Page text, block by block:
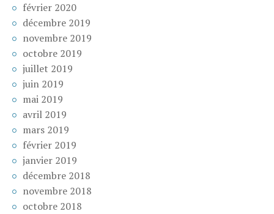
février 2020
décembre 2019
novembre 2019
octobre 2019
juillet 2019
juin 2019
mai 2019
avril 2019
mars 2019
février 2019
janvier 2019
décembre 2018
novembre 2018
octobre 2018